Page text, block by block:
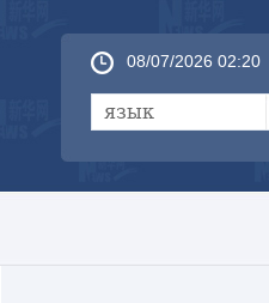
08/07/2026 02:20
язык